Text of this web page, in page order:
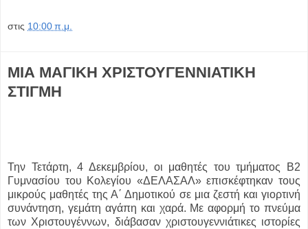
στις 10:00 π.μ.
ΜΙΑ ΜΑΓΙΚΗ ΧΡΙΣΤΟΥΓΕΝΝΙΑΤΙΚΗ
ΣΤΙΓΜΗ
Την Τετάρτη, 4 Δεκεμβρίου, οι μαθητές του τμήματος Β2
Γυμνασίου του Κολεγίου «ΔΕΛΑΣΑΛ» επισκέφτηκαν τους
μικρούς μαθητές της Α΄ Δημοτικού σε μια ζεστή και γιορτινή
συνάντηση, γεμάτη αγάπη και χαρά. Με αφορμή το πνεύμα
των Χριστουγέννων, διάβασαν χριστουγεννιάτικες ιστορίες